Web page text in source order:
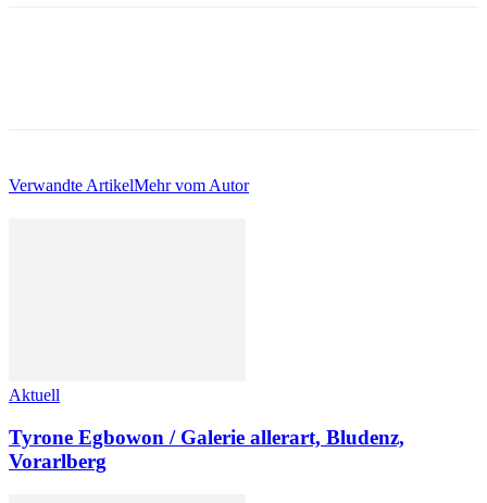
Verwandte ArtikelMehr vom Autor
Aktuell
Tyrone Egbowon / Galerie allerart, Bludenz,
Vorarlberg